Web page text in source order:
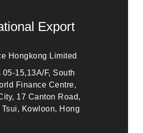
Export
Hongkong Limited
05-15,13A/F, South
Finance Centre,
17 Canton Road,
Tsui, Kowloon, Hong